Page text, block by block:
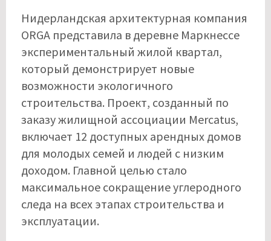
Нидерландская архитектурная компания
ORGA представила в деревне Маркнессе
экспериментальный жилой квартал,
который демонстрирует новые
возможности экологичного
строительства. Проект, созданный по
заказу жилищной ассоциации Mercatus,
включает 12 доступных арендных домов
для молодых семей и людей с низким
доходом. Главной целью стало
максимальное сокращение углеродного
следа на всех этапах строительства и
эксплуатации.